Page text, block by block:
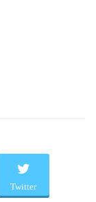
Twitter